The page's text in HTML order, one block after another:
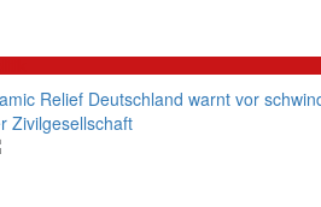
Relief Deutschland warnt vor
Zivilgesellschaft